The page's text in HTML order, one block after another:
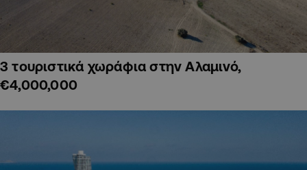
3 τουριστικά χωράφια στην Αλαμινό,
€4,000,000